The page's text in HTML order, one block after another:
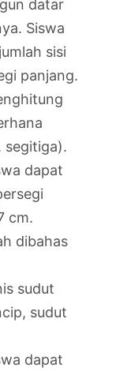
datar
Siswa
sisi
panjang.
segitiga).
dapat
cm.
dibahas
sudut
sudut
dapat